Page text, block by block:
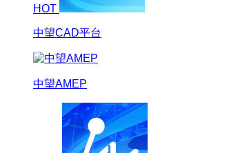
HOT
中望CAD平台
中望AMEP